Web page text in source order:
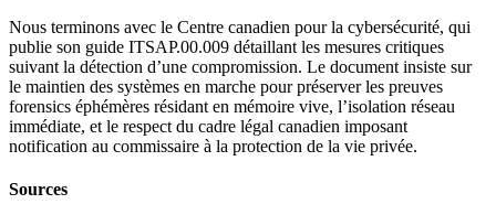
Nous terminons avec le Centre canadien pour la cybersécurité, qui
publie son guide ITSAP.00.009 détaillant les mesures critiques
suivant la détection d’une compromission. Le document insiste sur
le maintien des systèmes en marche pour préserver les preuves
forensics éphémères résidant en mémoire vive, l’isolation réseau
immédiate, et le respect du cadre légal canadien imposant
notification au commissaire à la protection de la vie privée.
Sources